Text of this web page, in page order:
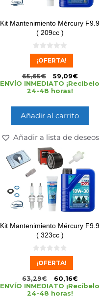
Kit Mantenimiento Mércury F9.9
( 209cc )
0
e
¡OFERTA!
65,65€ 59,09€
ENVÍO INMEDIATO ¡Recíbelo
24-48 horas!
Añadir al carrito
Añadir a lista de deseos
Kit Mantenimiento Mércury F9.9
( 323cc )
0
e
¡OFERTA!
63,29€ 60,16€
ENVÍO INMEDIATO ¡Recíbelo
24-48 horas!